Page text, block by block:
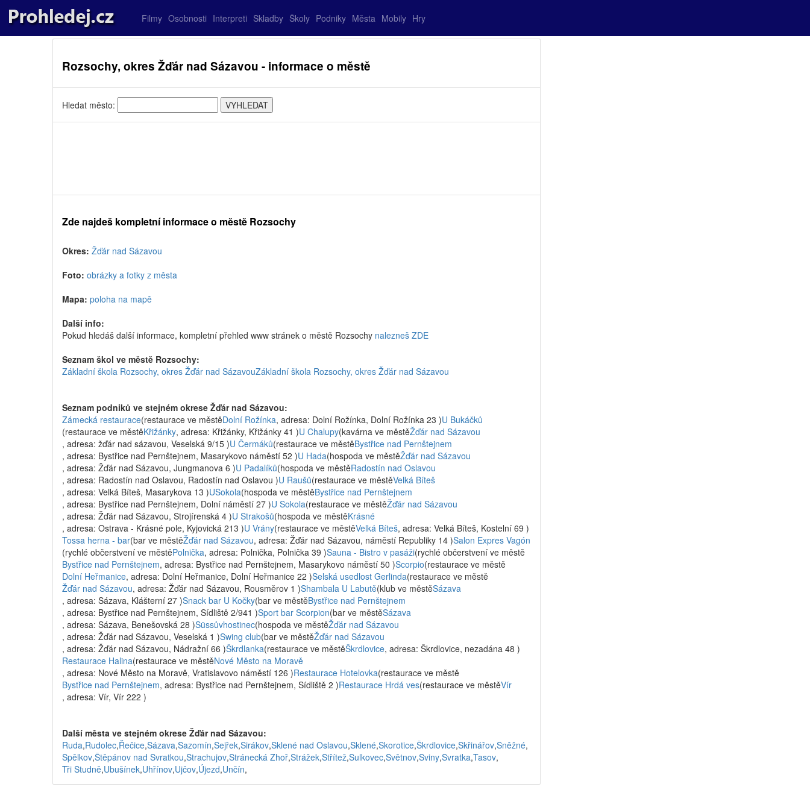
Filmy Osobnosti Interpreti Skladby Školy Podniky Města Mobily Hry
Rozsochy, okres Žďár nad Sázavou - informace o městě
Hledat město:
Zde najdeš kompletní informace o městě Rozsochy
Okres: Žďár nad Sázavou
Foto: obrázky a fotky z města
Mapa: poloha na mapě
Další info:
Pokud hledáš další informace, kompletní přehled www stránek o městě Rozsochy nalezneš ZDE
Seznam škol ve městě Rozsochy:
Základní škola Rozsochy, okres Žďár nad SázavouZákladní škola Rozsochy, okres Žďár nad Sázavou
Seznam podniků ve stejném okrese Žďár nad Sázavou:
Zámecká restaurace(restaurace ve městěDolní Rožínka, adresa: Dolní Rožínka, Dolní Rožínka 23 )U Bukáčků
(restaurace ve městěKřižánky, adresa: Křižánky, Křižánky 41 )U Chalupy(kavárna ve městěŽďár nad Sázavou
, adresa: žďár nad sázavou, Veselská 9/15 )U Čermáků(restaurace ve městěBystřice nad Pernštejnem
, adresa: Bystřice nad Pernštejnem, Masarykovo náměstí 52 )U Hada(hospoda ve městěŽďár nad Sázavou
, adresa: Žďár nad Sázavou, Jungmanova 6 )U Padalíků(hospoda ve městěRadostín nad Oslavou
, adresa: Radostín nad Oslavou, Radostín nad Oslavou )U Raušů(restaurace ve městěVelká Bíteš
, adresa: Velká Bíteš, Masarykova 13 )USokola(hospoda ve městěBystřice nad Pernštejnem
, adresa: Bystřice nad Pernštejnem, Dolní náměstí 27 )U Sokola(restaurace ve městěŽďár nad Sázavou
, adresa: Žďár nad Sázavou, Strojírenská 4 )U Strakošů(hospoda ve městěKrásné
, adresa: Ostrava - Krásné pole, Kyjovická 213 )U Vrány(restaurace ve městěVelká Bíteš, adresa: Velká Bíteš, Kostelní 69 )
Tossa herna - bar(bar ve městěŽďár nad Sázavou, adresa: Žďár nad Sázavou, náměstí Republiky 14 )Salon Expres Vagón
(rychlé občerstvení ve městěPolnička, adresa: Polnička, Polnička 39 )Sauna - Bistro v pasáži(rychlé občerstvení ve městě
Bystřice nad Pernštejnem, adresa: Bystřice nad Pernštejnem, Masarykovo náměstí 50 )Scorpio(restaurace ve městě
Dolní Heřmanice, adresa: Dolní Heřmanice, Dolní Heřmanice 22 )Selská usedlost Gerlinda(restaurace ve městě
Žďár nad Sázavou, adresa: Žďár nad Sázavou, Rousměrov 1 )Shambala U Labutě(klub ve městěSázava
, adresa: Sázava, Klášterní 27 )Snack bar U Kočky(bar ve městěBystřice nad Pernštejnem
, adresa: Bystřice nad Pernštejnem, Sídliště 2/941 )Sport bar Scorpion(bar ve městěSázava
, adresa: Sázava, Benešovská 28 )Süssůvhostinec(hospoda ve městěŽďár nad Sázavou
, adresa: Žďár nad Sázavou, Veselská 1 )Swing club(bar ve městěŽďár nad Sázavou
, adresa: Žďár nad Sázavou, Nádražní 66 )Škrdlanka(restaurace ve městěŠkrdlovice, adresa: Škrdlovice, nezadána 48 )
Restaurace Halina(restaurace ve městěNové Město na Moravě
, adresa: Nové Město na Moravě, Vratislavovo náměstí 126 )Restaurace Hotelovka(restaurace ve městě
Bystřice nad Pernštejnem, adresa: Bystřice nad Pernštejnem, Sídliště 2 )Restaurace Hrdá ves(restaurace ve městěVír
, adresa: Vír, Vír 222 )
Další města ve stejném okrese Žďár nad Sázavou:
Ruda,Rudolec,Řečice,Sázava,Sazomín,Sejřek,Sirákov,Sklené nad Oslavou,Sklené,Skorotice,Škrdlovice,Skřinářov,Sněžné,
Spělkov,Štěpánov nad Svratkou,Strachujov,Stránecká Zhoř,Strážek,Střítež,Sulkovec,Světnov,Sviny,Svratka,Tasov,
Tři Studně,Ubušínek,Uhřínov,Ujčov,Újezd,Unčín,